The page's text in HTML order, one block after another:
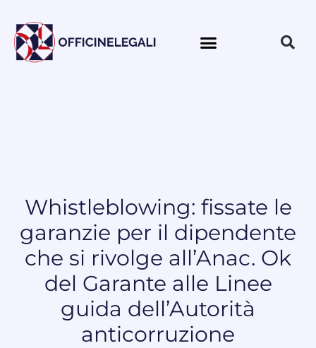
Whistleblowing: fissate le
garanzie per il dipendente
che si rivolge all’Anac. Ok
del Garante alle Linee
guida dell’Autorità
anticorruzione